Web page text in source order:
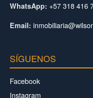
WhatsApp: +57 318 416
Email:
SÍGUENOS
Facebook
Instagram